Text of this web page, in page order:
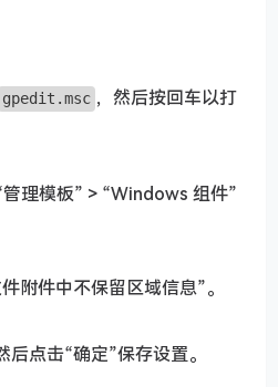
gpedit.msc ，然后按回车以打
理模板” > “Windows 组件”
附件中不保留区域信息”。
点击“确定”保存设置。